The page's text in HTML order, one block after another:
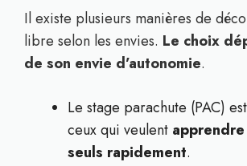
Il existe plusieurs manières de
libre selon les envies. Le choix
de son envie d’autonomie.
Le stage parachute (PAC)
ceux qui veulent
seuls rapidement.